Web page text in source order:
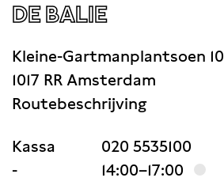
DE BALIE
Kleine-Gartmanplantsoen 10
1017 RR Amsterdam
Routebeschrijving
Kassa
020 5535100
-
14:00–17:00